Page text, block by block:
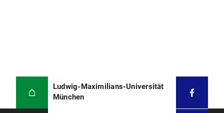
Ludwig-Maximilians-Universität
München